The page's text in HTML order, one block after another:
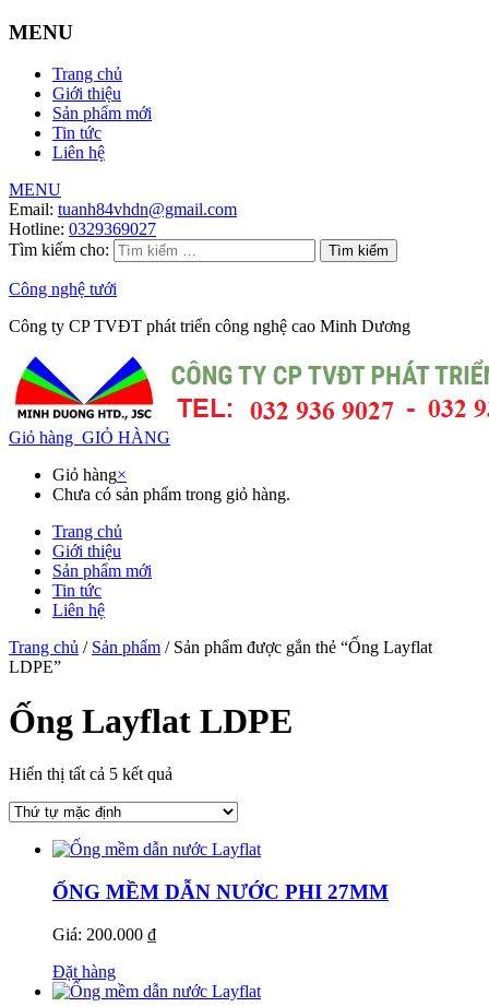
MENU
Trang chủ
Giới thiệu
Sản phẩm mới
Tin tức
Liên hệ
MENU
Email: tuanh84vhdn@gmail.com
Hotline: 0329369027
Tìm kiếm cho:
Công nghệ tưới
Công ty CP TVĐT phát triển công nghệ cao Minh Dương
Giỏ hàng GIỎ HÀNG
Giỏ hàng×
Chưa có sản phẩm trong giỏ hàng.
Trang chủ
Giới thiệu
Sản phẩm mới
Tin tức
Liên hệ
Trang chủ / Sản phẩm / Sản phẩm được gắn thẻ “Ống Layflat
LDPE”
Ống Layflat LDPE
Hiển thị tất cả 5 kết quả
ỐNG MỀM DẪN NƯỚC PHI 27MM
Giá: 200.000 ₫
Đặt hàng